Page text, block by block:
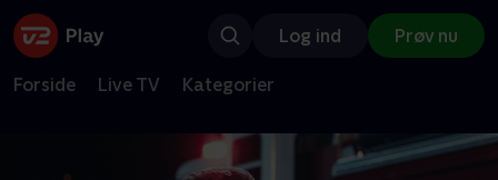
Log ind Prøv nu
Forside Live TV Kategorier